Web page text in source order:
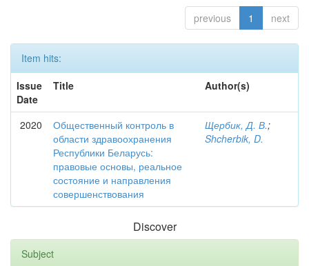
previous 1 next
Item hits:
Issue
Date
Title Author(s)
2020
Общественный контроль в
области здравоохранения
Республики Беларусь:
правовые основы, реальное
состояние и направления
совершенствования
Щербик, Д. В.;
Shcherbik, D.
Discover
Subject